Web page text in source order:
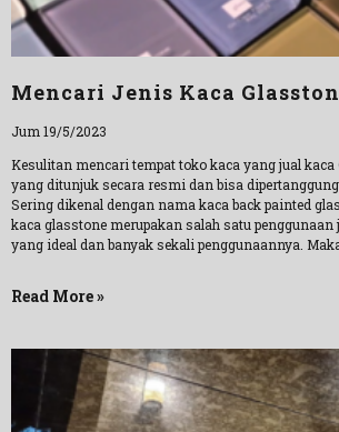
Mencari Jenis Kaca
Jum 19/5/2023
Kesulitan mencari tempat toko kaca yang jual kaca
yang ditunjuk secara resmi dan bisa
Sering dikenal dengan nama kaca back painted
kaca glasstone merupakan salah satu
yang ideal dan banyak sekali penggunaannya.
Read More »